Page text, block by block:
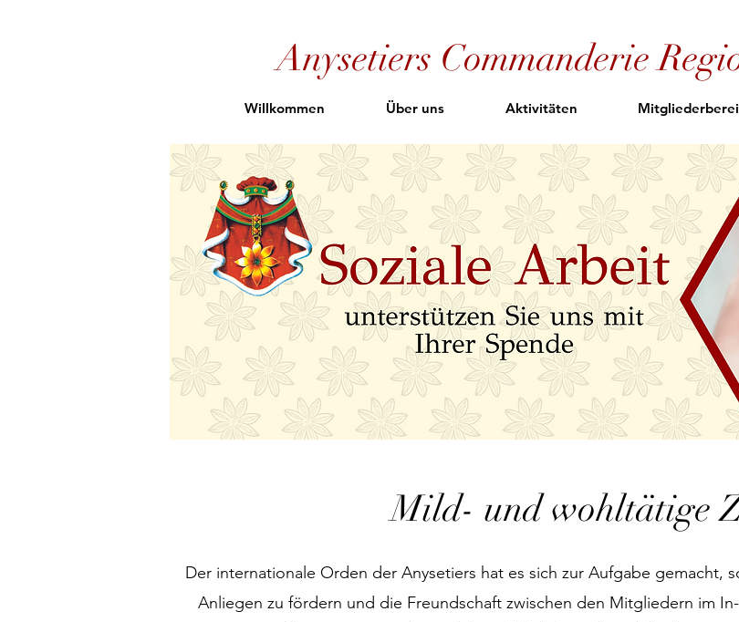
Anysetiers Commanderie
Willkommen Über uns Aktivitäten
Mild- und wohltätige
Der internationale Orden der Anysetiers hat es sich zur Aufgabe gemacht,
Anliegen zu fördern und die Freundschaft zwischen den Mitgliedern im